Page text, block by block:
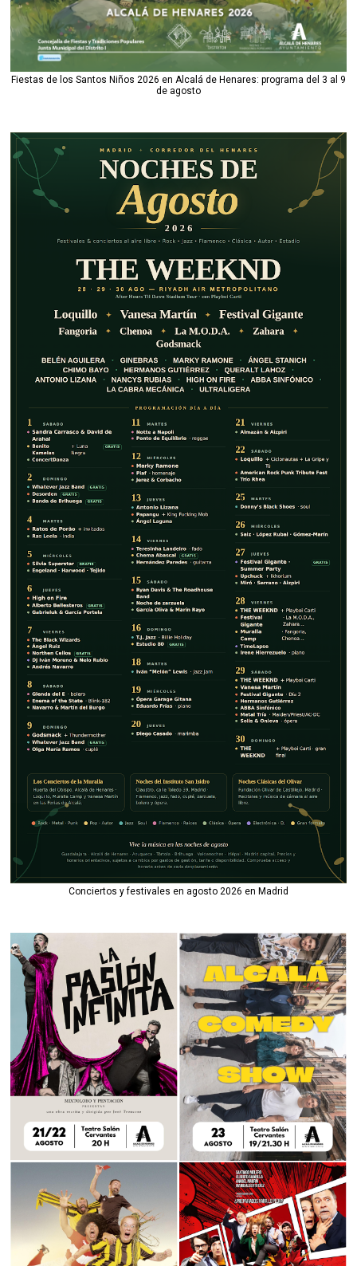
Fiestas de los Santos Niños 2026 en Alcalá de Henares: programa del 3 al 9
de agosto
Conciertos y festivales en agosto 2026 en Madrid